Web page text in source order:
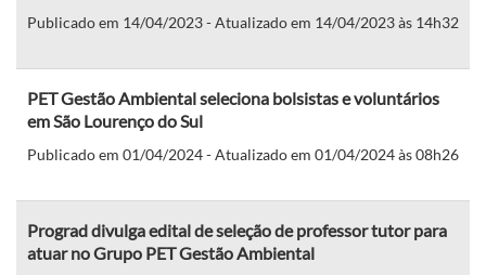
Publicado em 14/04/2023 - Atualizado em 14/04/2023 às 14h32
PET Gestão Ambiental seleciona bolsistas e voluntários
em São Lourenço do Sul
Publicado em 01/04/2024 - Atualizado em 01/04/2024 às 08h26
Prograd divulga edital de seleção de professor tutor para
atuar no Grupo PET Gestão Ambiental